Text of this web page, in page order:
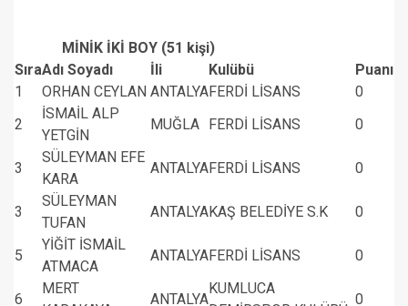
MİNİK İKİ BOY (51 kişi)
SıraAdı Soyadı İli Kulübü
Puanı
1
ORHAN CEYLAN ANTALYAFERDİ LİSANS
0
2
İSMAİL ALP
YETGİN
MUĞLA FERDİ LİSANS 0
3
SÜLEYMAN EFE
KARA
ANTALYAFERDİ LİSANS 0
3
SÜLEYMAN
TUFAN
ANTALYAKAŞ BELEDİYE S.K 0
5
YİĞİT İSMAİL
ATMACA
ANTALYAFERDİ LİSANS 0
6
MERT
ANTALYA
KUMLUCA
0